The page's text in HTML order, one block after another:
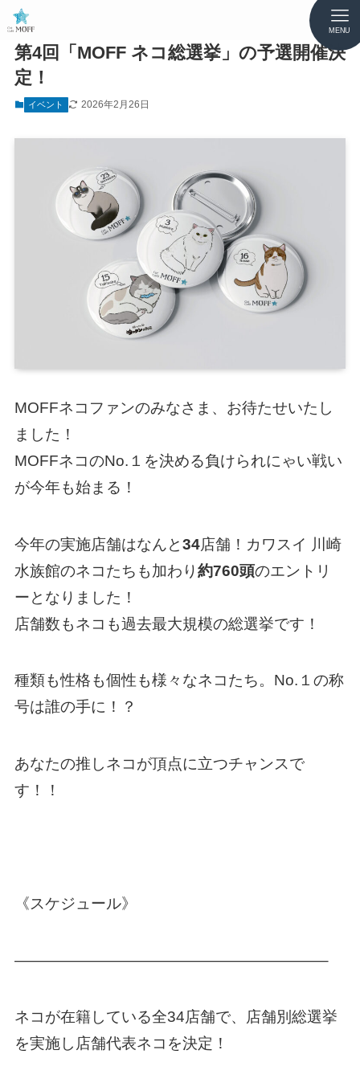
MENU
第4回「MOFF ネコ総選挙」の予選開催決
定！
イベント 2026年2月26日
MOFFネコファンのみなさま、お待たせいたし
ました！
MOFFネコのNo.１を決める負けられにゃい戦い
が今年も始まる！
今年の実施店舗はなんと34店舗！カワスイ 川崎
水族館のネコたちも加わり約760頭のエントリ
ーとなりました！
店舗数もネコも過去最大規模の総選挙です！
種類も性格も個性も様々なネコたち。No.１の称
号は誰の手に！？
あなたの推しネコが頂点に立つチャンスで
す！！
《スケジュール》
————————————————————–
ネコが在籍している全34店舗で、店舗別総選挙
を実施し店舗代表ネコを決定！